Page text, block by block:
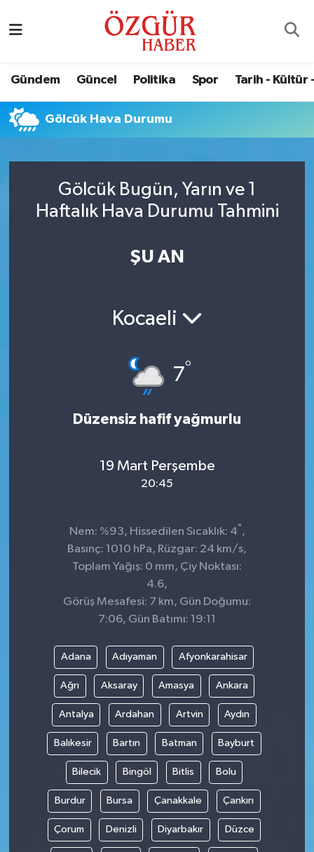
Gündem Güncel Politika Spor Tarih - Kültür
Gölcük Hava Durumu
Gölcük Bugün, Yarın ve 1
Haftalık Hava Durumu Tahmini
ŞU AN
Kocaeli
7°
Düzensiz hafif yağmurlu
19 Mart Perşembe
20:45
Nem: %93, Hissedilen Sıcaklık: 4° ,
Basınç: 1010 hPa, Rüzgar: 24 km/s,
Toplam Yağış: 0 mm, Çiy Noktası:
4.6,
Görüş Mesafesi: 7 km, Gün Doğumu:
7:06, Gün Batımı: 19:11
Adana Adıyaman Afyonkarahisar
Ağrı Aksaray Amasya Ankara
Antalya Ardahan Artvin Aydın
Balıkesir Bartın Batman Bayburt
Bilecik Bingöl Bitlis Bolu
Burdur Bursa Çanakkale Çankırı
Çorum Denizli Diyarbakır Düzce
Eğitim
Ekonomi
Güncel
Tarih - Kültür - Sanat - Turizm
Nöbetçi Eczaneler
Namaz Vakitleri
Trafik Durumu
Süper Lig Puan Durumu ve Fikstür
Son Dakika Haberleri